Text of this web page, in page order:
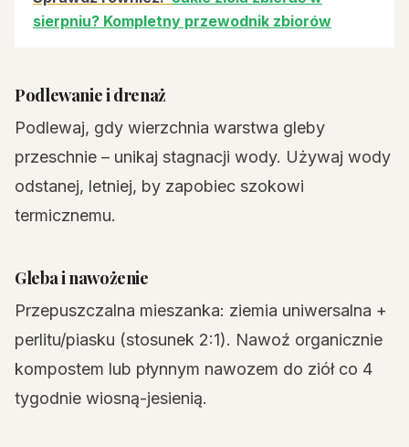
sierpniu? Kompletny przewodnik zbiorów
Podlewanie i drenaż
Podlewaj, gdy wierzchnia warstwa gleby
przeschnie – unikaj stagnacji wody. Używaj wody
odstanej, letniej, by zapobiec szokowi
termicznemu.
Gleba i nawożenie
Przepuszczalna mieszanka: ziemia uniwersalna +
perlitu/piasku (stosunek 2:1). Nawoź organicznie
kompostem lub płynnym nawozem do ziół co 4
tygodnie wiosną-jesienią.